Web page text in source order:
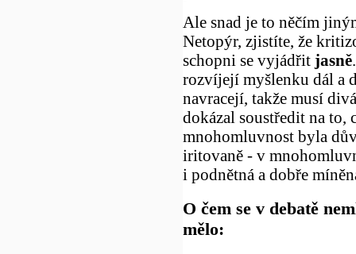
Ale snad je to něčím
Netopýr, zjistíte, že
schopni se vyjádřit jasně
rozvíjejí myšlenku dál a
navracejí, takže musí
dokázal soustředit na to,
mnohomluvnost byla
iritovaně - v
i podnětná a dobře
O čem se v debatě
mělo: